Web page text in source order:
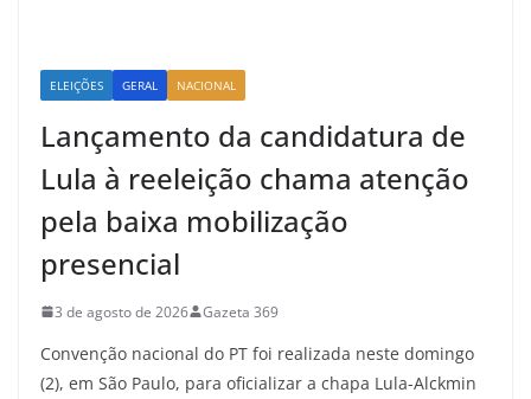
ELEIÇÕES GERAL NACIONAL
Lançamento da candidatura de
Lula à reeleição chama atenção
pela baixa mobilização
presencial
3 de agosto de 2026 Gazeta 369
Convenção nacional do PT foi realizada neste domingo
(2), em São Paulo, para oficializar a chapa Lula-Alckmin